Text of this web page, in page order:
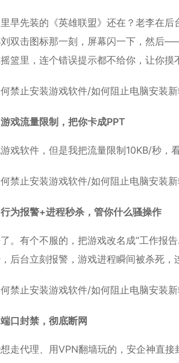
早先装的《英雄联盟》还在？老李在后
双击图标那一刻，屏幕闪一下，然后
篮里，连个错误提示都不给你，让你摸
戏流量限制，把你卡成PPT
戏软件，但是我把流量限制10KB/秒，
为报警+进程秒杀，管你什么骚操作
。有个不服的，把游戏改名成“工作
后台立刻报警，游戏进程瞬间被杀死，
口封禁，彻底断网
走代理、用VPN翻墙玩的，安企神直